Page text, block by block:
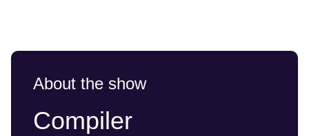
About the show
Compiler